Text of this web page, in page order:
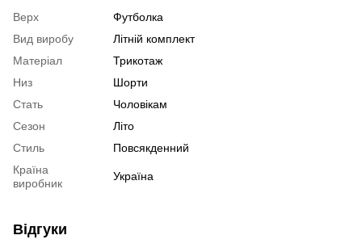
Верх
Футболка
Вид виробу
Літній комплект
Матеріал
Трикотаж
Низ
Шорти
Стать
Чоловікам
Сезон
Літо
Стиль
Повсякденний
Країна
виробник
Україна
Відгуки